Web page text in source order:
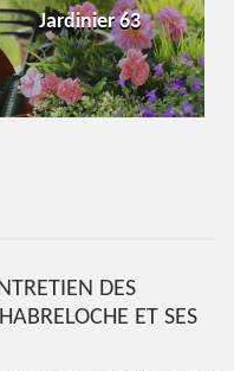
Jardinier 63
DES
ET SES